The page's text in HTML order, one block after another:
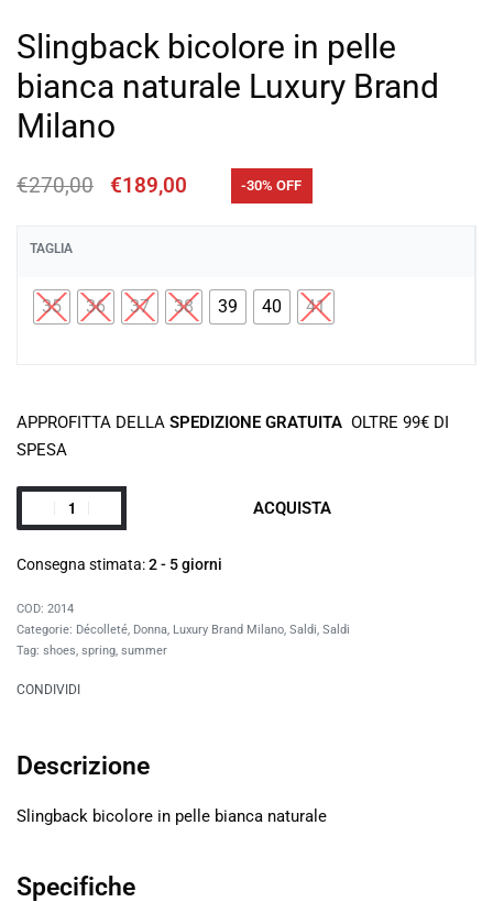
Slingback bicolore in pelle
bianca naturale Luxury Brand
Milano
€270,00 €189,00 -30% OFF
TAGLIA
35 36 37 38 39 40 41
APPROFITTA DELLA SPEDIZIONE GRATUITA OLTRE 99€ DI
SPESA
ACQUISTA
Consegna stimata:2 - 5 giorni
2014
Categorie: Décolleté, Donna, Luxury Brand Milano, Saldi, Saldi
Tag: shoes, spring, summer
CONDIVIDI
Descrizione
Slingback bicolore in pelle bianca naturale
Specifiche